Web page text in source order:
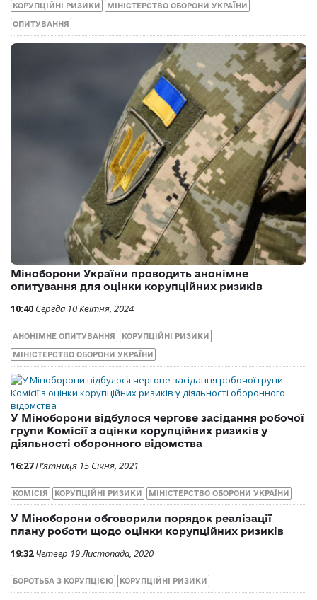
КОРУПЦІЙНІ РИЗИКИ МІНІСТЕРСТВО ОБОРОНИ УКРАЇНИ
ОПИТУВАННЯ
Міноборони України проводить анонімне
опитування для оцінки корупційних ризиків
10:40 Середа 10 Квітня, 2024
АНОНІМНЕ ОПИТУВАННЯ КОРУПЦІЙНІ РИЗИКИ
МІНІСТЕРСТВО ОБОРОНИ УКРАЇНИ
У Міноборони відбулося чергове засідання робочої
групи Комісії з оцінки корупційних ризиків у
діяльності оборонного відомства
16:27П’ятниця 15 Січня, 2021
КОМІСІЯ КОРУПЦІЙНІ РИЗИКИ МІНІСТЕРСТВО ОБОРОНИ УКРАЇНИ
У Міноборони обговорили порядок реалізації
плану роботи щодо оцінки корупційних ризиків
19:32 Четвер 19 Листопада, 2020
БОРОТЬБА З КОРУПЦІЄЮ КОРУПЦІЙНІ РИЗИКИ